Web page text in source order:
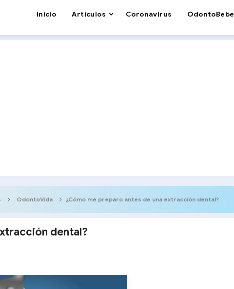
Inicio Articulos Coronavirus OdontoBebe
OdontoVida ¿Cómo me preparo antes de una extracción dental?
dental?